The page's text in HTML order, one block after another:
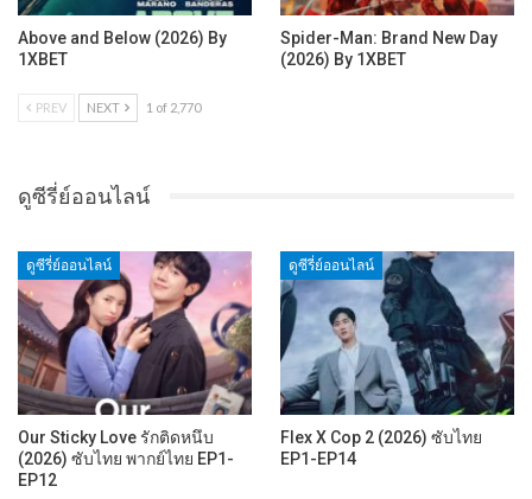
Above and Below (2026) By
1XBET
Spider-Man: Brand New Day
(2026) By 1XBET
PREV NEXT 1 of 2,770
ดูซีรี่ย์ออนไลน์
ดูซีรี่ย์ออนไลน์
Our Sticky Love รักติดหนึบ
(2026) ซับไทย พากย์ไทย EP1-
EP12
ดูซีรี่ย์ออนไลน์
Flex X Cop 2 (2026) ซับไทย
EP1-EP14